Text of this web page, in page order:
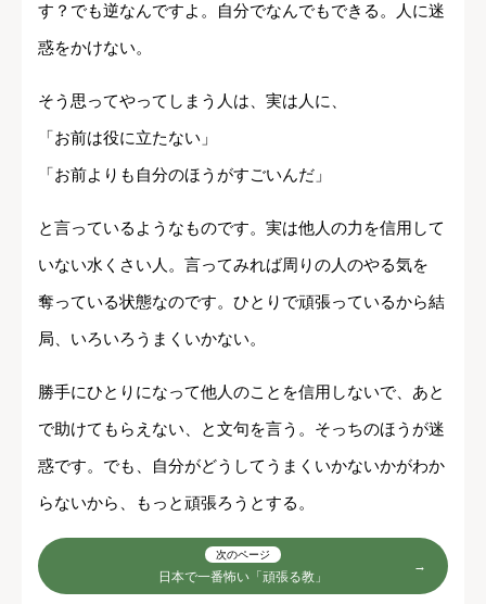
す？でも逆なんですよ。自分でなんでもできる。人に迷
惑をかけない。
そう思ってやってしまう人は、実は人に、
「お前は役に立たない」
「お前よりも自分のほうがすごいんだ」
と言っているようなものです。実は他人の力を信用して
いない水くさい人。言ってみれば周りの人のやる気を
奪っている状態なのです。ひとりで頑張っているから結
局、いろいろうまくいかない。
勝手にひとりになって他人のことを信用しないで、あと
で助けてもらえない、と文句を言う。そっちのほうが迷
惑です。でも、自分がどうしてうまくいかないかがわか
らないから、もっと頑張ろうとする。
次のページ
日本で一番怖い「頑張る教」